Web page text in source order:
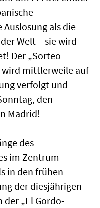
als die
Welt – sie wird
Der „Sorteo
wird mittlerweile auf
verfolgt und
den
Madrid!
des
im Zentrum
in den frühen
der diesjährigen
„El Gordo-